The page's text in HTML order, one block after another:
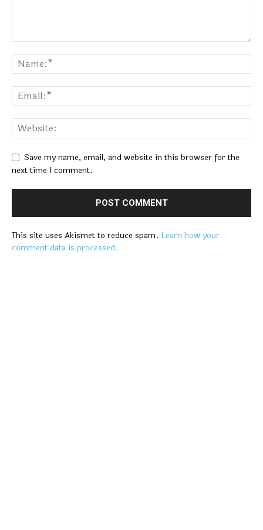
Save my name, email, and website in this browser for the
next time I comment.
This site uses Akismet to reduce spam. Learn how your
comment data is processed.